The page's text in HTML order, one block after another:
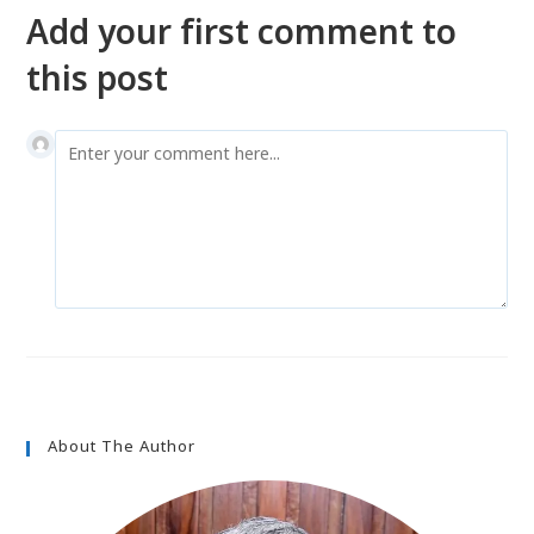
Add your first comment to
this post
About The Author